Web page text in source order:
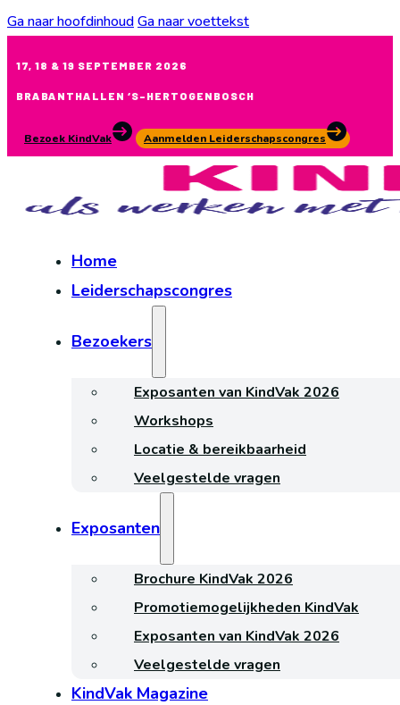
Ga naar hoofdinhoudGa naar voettekst
17, 18 & 19 SEPTEMBER 2026
BRABANTHALLEN ‘S-HERTOGENBOSCH
Bezoek KindVak Aanmelden Leiderschapscongres
Home
Leiderschapscongres
Bezoekers
Exposanten van KindVak 2026
Workshops
Locatie & bereikbaarheid
Veelgestelde vragen
Exposanten
Brochure KindVak 2026
Promotiemogelijkheden KindVak
Exposanten van KindVak 2026
Veelgestelde vragen
KindVak Magazine